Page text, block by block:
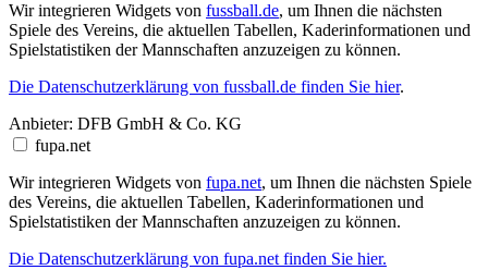
Wir integrieren Widgets von fussball.de, um Ihnen die nächsten
Spiele des Vereins, die aktuellen Tabellen, Kaderinformationen und
Spielstatistiken der Mannschaften anzuzeigen zu können.
Die Datenschutzerklärung von fussball.de finden Sie hier.
Anbieter: DFB GmbH & Co. KG
fupa.net
Wir integrieren Widgets von fupa.net, um Ihnen die nächsten Spiele
des Vereins, die aktuellen Tabellen, Kaderinformationen und
Spielstatistiken der Mannschaften anzuzeigen zu können.
Die Datenschutzerklärung von fupa.net finden Sie hier.